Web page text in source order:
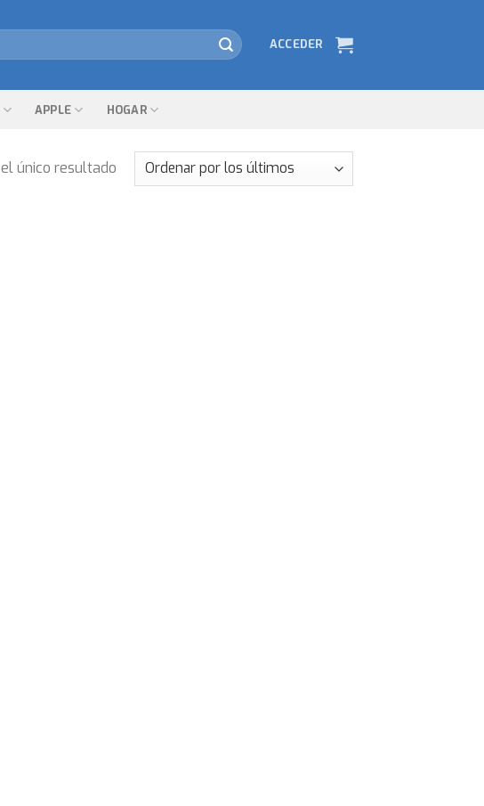
ACCEDER
APPLE HOGAR
único resultado